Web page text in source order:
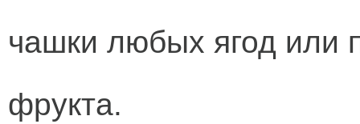
чашки любых ягод или
фрукта.